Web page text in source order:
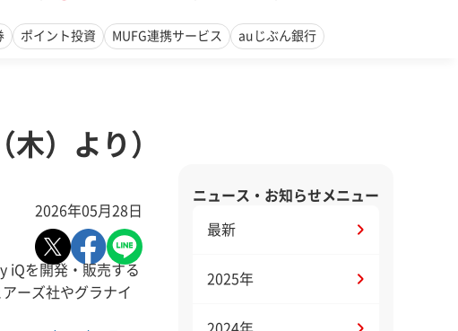
ポイント投資 MUFG連携サービス auじぶん銀行
）より）
2026年05月28日
iQを開発・販売する
ーズ社やグラナイ
ニュース・お知らせメニュー
最新
2025年